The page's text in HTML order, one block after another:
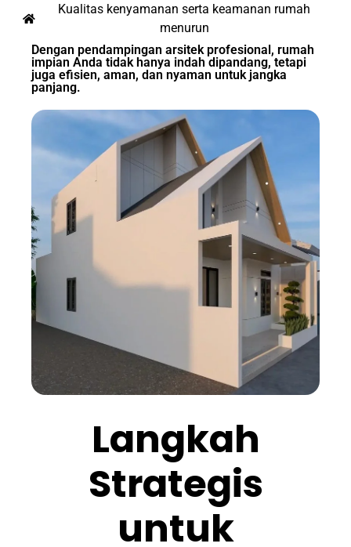
Kualitas kenyamanan serta keamanan rumah
menurun
Dengan pendampingan arsitek profesional, rumah
impian Anda tidak hanya indah dipandang, tetapi
juga efisien, aman, dan nyaman untuk jangka
panjang.
Langkah
Strategis
untuk